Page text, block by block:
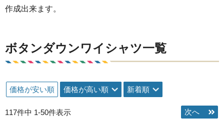
作成出来ます。
ボタンダウンワイシャツ一覧
価格が安い順 価格が高い順 新着順
117件中 1-50件表示